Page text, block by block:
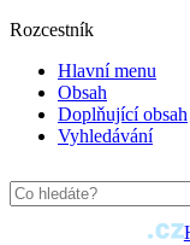
Rozcestník
Hlavní menu
Obsah
Doplňující obsah
Vyhledávání